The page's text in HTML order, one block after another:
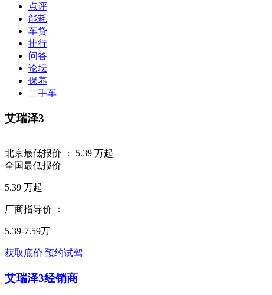
点评
能耗
车贷
排行
问答
论坛
保养
二手车
艾瑞泽3
北京最低报价 ： 5.39 万起
全国最低报价
5.39 万起
厂商指导价 ：
5.39-7.59万
获取底价 预约试驾
艾瑞泽3经销商